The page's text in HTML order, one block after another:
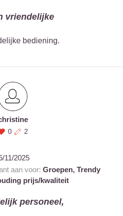
vriendelijke
bediening.
0 2
11/2025
aan voor: Groepen, Trendy
prijs/kwaliteit
personeel,